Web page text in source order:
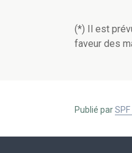
(*) Il est
faveur des
Publié par